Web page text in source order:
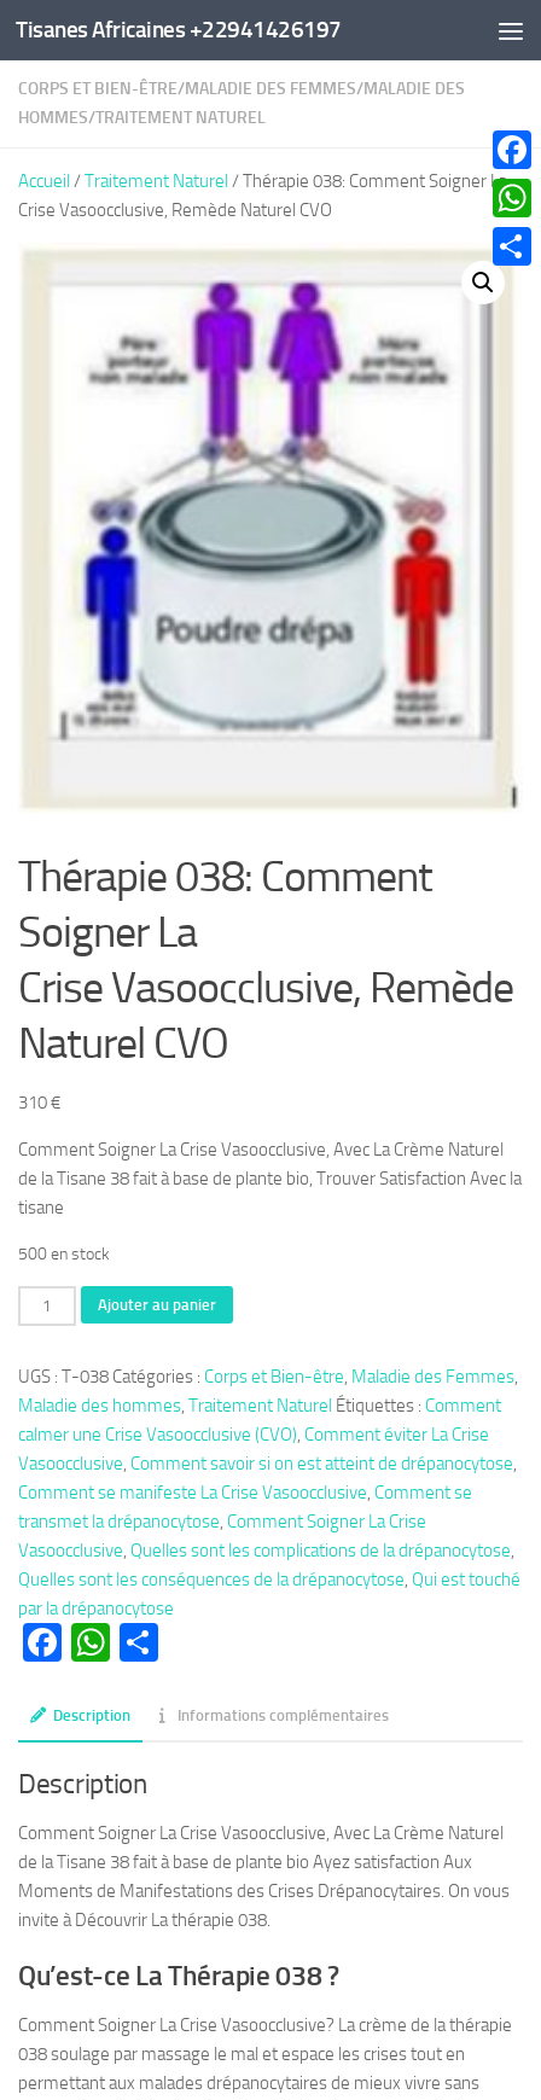
Au dessous du contenu
Tisanes Africaines +22941426197
CORPS ET BIEN-ÊTRE/MALADIE DES FEMMES/MALADIE DES
HOMMES/TRAITEMENT NATUREL
Accueil/Traitement Naturel/ Thérapie 038: Comment Soigner La
Crise Vasoocclusive, Remède Naturel CVO
Thérapie 038: Comment
Soigner La
Crise Vasoocclusive, Remède
Naturel CVO
310€
Comment Soigner La Crise Vasoocclusive, Avec La Crème Naturel
de la Tisane 38 fait à base de plante bio, Trouver Satisfaction Avec la
tisane
500 en stock
quantité
de
038:
Comment
Soigner
La
Crise Vasoocclusive,
Remède
Naturel
CVO
Ajouter au panier
UGS : T-038 Catégories : Corps et Bien-être, Maladie des Femmes,
Maladie des hommes, Traitement Naturel Étiquettes : Comment
calmer une Crise Vasoocclusive (CVO), Comment éviter La Crise
Vasoocclusive, Comment savoir si on est atteint de drépanocytose,
Comment se manifeste La Crise Vasoocclusive, Comment se
transmet la drépanocytose, Comment Soigner La Crise
Vasoocclusive, Quelles sont les complications de la drépanocytose,
Quelles sont les conséquences de la drépanocytose, Qui est touché
par la drépanocytose
Facebook
WhatsApp
Description Informations complémentaires
Description
Comment Soigner La Crise Vasoocclusive, Avec La Crème Naturel
de la Tisane 38 fait à base de plante bio Ayez satisfaction Aux
Moments de Manifestations des Crises Drépanocytaires. On vous
invite à Découvrir La thérapie 038.
Qu’est-ce La Thérapie 038 ?
Comment Soigner La Crise Vasoocclusive? La crème de la thérapie
038 soulage par massage le mal et espace les crises tout en
permettant aux malades drépanocytaires de mieux vivre sans